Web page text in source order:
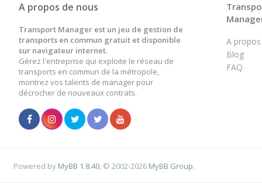
A propos de nous
Transport Manager est un jeu de gestion de
transports en commun gratuit et disponible
sur navigateur internet.
Gérez l'entreprise qui exploite le réseau de
transports en commun de la métropole,
montrez vos talents de manager pour
décrocher de nouveaux contrats.
A propos
Blog
FAQ
Powered by MyBB 1.8.40 , © 2002-2026 MyBB Group.